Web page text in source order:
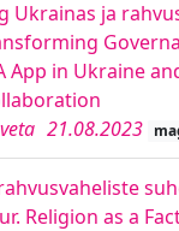
Ukrainas ja
App in Ukraine
21.08.2023
Religion as a